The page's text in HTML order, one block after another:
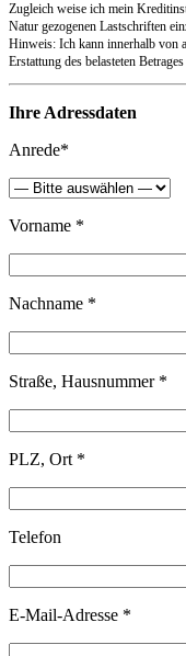
Zugleich weise ich mein
Natur gezogenen Lastschriften
Hinweis: Ich kann innerhalb von
Erstattung des belasteten
Ihre Adressdaten
Anrede*
Vorname *
Nachname *
Straße, Hausnummer *
PLZ, Ort *
Telefon
E-Mail-Adresse *